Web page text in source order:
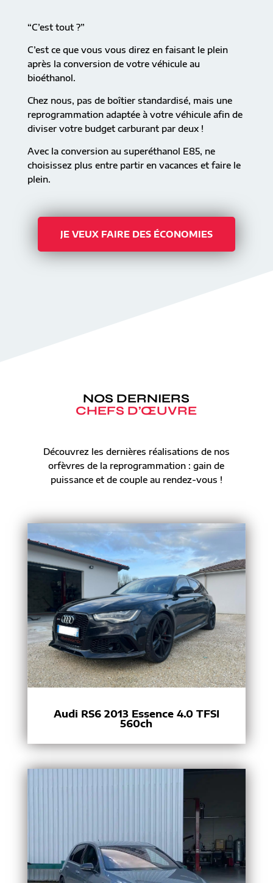
“C’est tout ?”
C’est ce que vous vous direz en faisant le plein
après la conversion de votre véhicule au
bioéthanol.
Chez nous, pas de boîtier standardisé, mais une
reprogrammation adaptée à votre véhicule afin de
diviser votre budget carburant par deux !
Avec la conversion au superéthanol E85, ne
choisissez plus entre partir en vacances et faire le
plein.
JE VEUX FAIRE DES ÉCONOMIES
NOS DERNIERS
CHEFS D’ŒUVRE
Découvrez les dernières réalisations de nos
orfèvres de la reprogrammation : gain de
puissance et de couple au rendez-vous !
Audi RS6 2013 Essence 4.0 TFSI
560ch